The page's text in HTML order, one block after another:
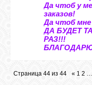
Да чтоб у
заказов!
Да чтоб мне
ДА БУДЕТ
РАЗ!!!
Страница 44 из 44 « 1 2 …